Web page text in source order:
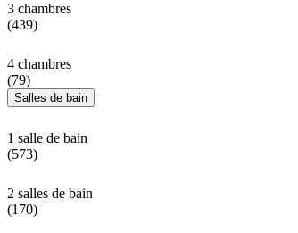
3 chambres
(439)
4 chambres
(79)
Salles de bain
1 salle de bain
(573)
2 salles de bain
(170)